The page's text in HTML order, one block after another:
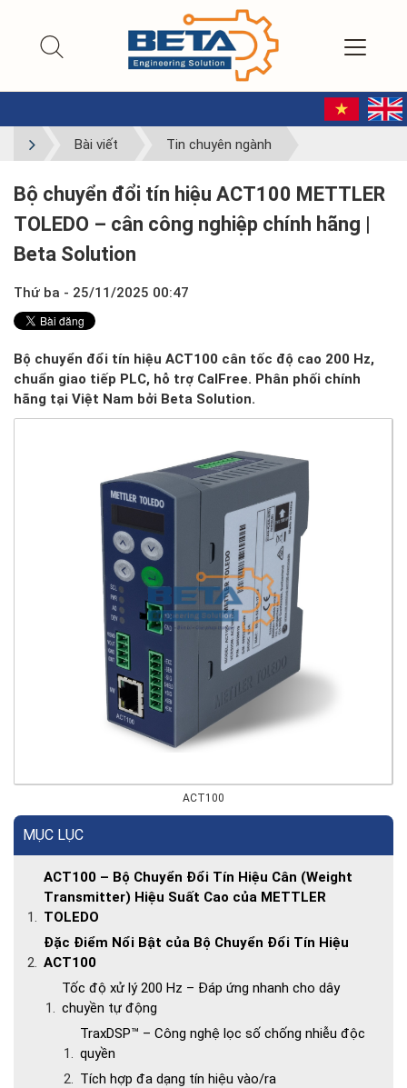
Bài viết Tin chuyên ngành
Bộ chuyển đổi tín hiệu ACT100 METTLER
TOLEDO – cân công nghiệp chính hãng |
Beta Solution
Thứ ba - 25/11/2025 00:47
Bộ chuyển đổi tín hiệu ACT100 cân tốc độ cao 200 Hz,
chuẩn giao tiếp PLC, hỗ trợ CalFree. Phân phối chính
hãng tại Việt Nam bởi Beta Solution.
ACT100
MỤC LỤC
ACT100 – Bộ Chuyển Đổi Tín Hiệu Cân (Weight
Transmitter) Hiệu Suất Cao của METTLER
TOLEDO
Đặc Điểm Nổi Bật của Bộ Chuyển Đổi Tín Hiệu
ACT100
Tốc độ xử lý 200 Hz – Đáp ứng nhanh cho dây
chuyền tự động
TraxDSP™ – Công nghệ lọc số chống nhiễu độc
quyền
Tích hợp đa dạng tín hiệu vào/ra